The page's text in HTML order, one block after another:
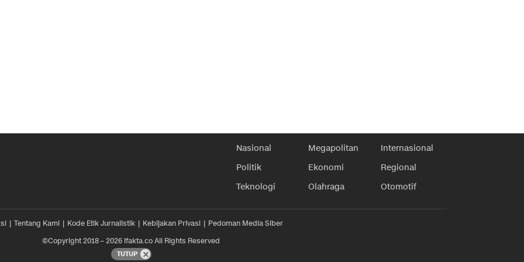
Nasional Megapolitan
Internasional
Politik
Ekonomi
Regional
Teknologi
Olahraga Otomotif
Tentang Kami Kode Etik Jurnalistik Kebijakan Privasi
Pedoman Media Siber
©Copyright 2018 – 2026 ifakta.co All Rights Reserved
TUTUP